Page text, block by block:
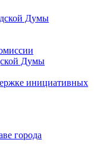
Думы
Думы
инициативных
города